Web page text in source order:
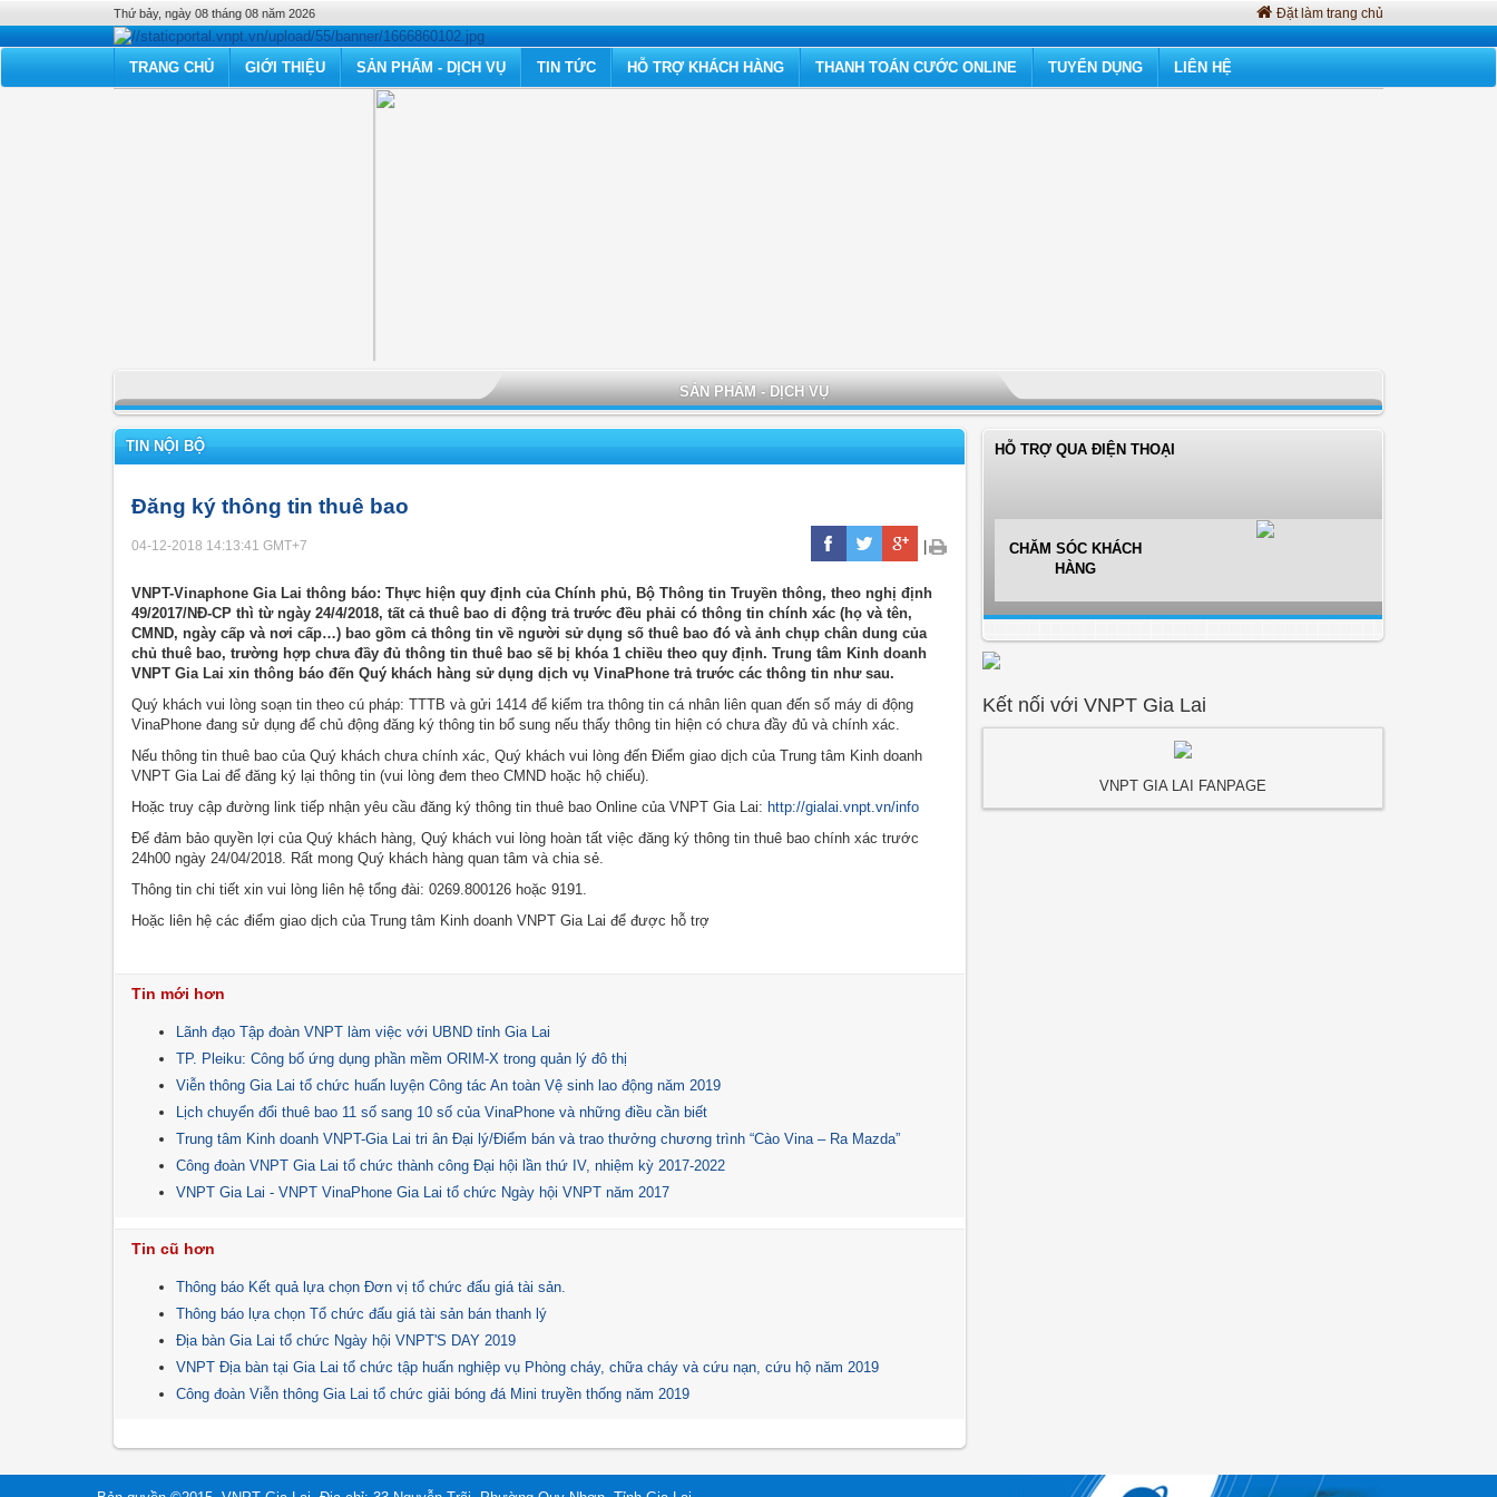
Thứ bảy, ngày 08 tháng 08 năm 2026 Đặt làm trang chủ
TRANG CHỦ GIỚI THIỆU SẢN PHẨM - DỊCH VỤ TIN TỨC HỖ TRỢ KHÁCH HÀNG THANH TOÁN CƯỚC ONLINE TUYỂN DỤNG LIÊN HỆ
SẢN PHẨM - DỊCH VỤ
TIN NỘI BỘ
Đăng ký thông tin thuê bao
04-12-2018 14:13:41 GMT+7
VNPT-Vinaphone Gia Lai thông báo: Thực hiện quy định của Chính phủ, Bộ Thông tin Truyền thông, theo nghị định
49/2017/NĐ-CP thì từ ngày 24/4/2018, tất cả thuê bao di động trả trước đều phải có thông tin chính xác (họ và tên,
CMND, ngày cấp và nơi cấp…) bao gồm cả thông tin về người sử dụng số thuê bao đó và ảnh chụp chân dung của
chủ thuê bao, trường hợp chưa đầy đủ thông tin thuê bao sẽ bị khóa 1 chiều theo quy định. Trung tâm Kinh doanh
VNPT Gia Lai xin thông báo đến Quý khách hàng sử dụng dịch vụ VinaPhone trả trước các thông tin như sau.
Quý khách vui lòng soạn tin theo cú pháp: TTTB và gửi 1414 để kiểm tra thông tin cá nhân liên quan đến số máy di động
VinaPhone đang sử dụng để chủ động đăng ký thông tin bổ sung nếu thấy thông tin hiện có chưa đầy đủ và chính xác.
Nếu thông tin thuê bao của Quý khách chưa chính xác, Quý khách vui lòng đến Điểm giao dịch của Trung tâm Kinh doanh
VNPT Gia Lai để đăng ký lại thông tin (vui lòng đem theo CMND hoặc hộ chiếu).
Hoặc truy cập đường link tiếp nhận yêu cầu đăng ký thông tin thuê bao Online của VNPT Gia Lai: http://gialai.vnpt.vn/info
Để đảm bảo quyền lợi của Quý khách hàng, Quý khách vui lòng hoàn tất việc đăng ký thông tin thuê bao chính xác trước
24h00 ngày 24/04/2018. Rất mong Quý khách hàng quan tâm và chia sẻ.
Thông tin chi tiết xin vui lòng liên hệ tổng đài: 0269.800126 hoặc 9191.
Hoặc liên hệ các điểm giao dịch của Trung tâm Kinh doanh VNPT Gia Lai để được hỗ trợ
Tin mới hơn
Lãnh đạo Tập đoàn VNPT làm việc với UBND tỉnh Gia Lai
TP. Pleiku: Công bố ứng dụng phần mềm ORIM-X trong quản lý đô thị
Viễn thông Gia Lai tổ chức huấn luyện Công tác An toàn Vệ sinh lao động năm 2019
Lịch chuyển đổi thuê bao 11 số sang 10 số của VinaPhone và những điều cần biết
Trung tâm Kinh doanh VNPT-Gia Lai tri ân Đại lý/Điểm bán và trao thưởng chương trình “Cào Vina – Ra Mazda”
Công đoàn VNPT Gia Lai tổ chức thành công Đại hội lần thứ IV, nhiệm kỳ 2017-2022
VNPT Gia Lai - VNPT VinaPhone Gia Lai tổ chức Ngày hội VNPT năm 2017
Tin cũ hơn
Thông báo Kết quả lựa chọn Đơn vị tổ chức đấu giá tài sản.
Thông báo lựa chọn Tổ chức đấu giá tài sản bán thanh lý
Địa bàn Gia Lai tổ chức Ngày hội VNPT'S DAY 2019
VNPT Địa bàn tại Gia Lai tổ chức tập huấn nghiệp vụ Phòng cháy, chữa cháy và cứu nạn, cứu hộ năm 2019
Công đoàn Viễn thông Gia Lai tổ chức giải bóng đá Mini truyền thống năm 2019
HỖ TRỢ QUA ĐIỆN THOẠI
CHĂM SÓC KHÁCH
HÀNG
Kết nối với VNPT Gia Lai
VNPT GIA LAI FANPAGE